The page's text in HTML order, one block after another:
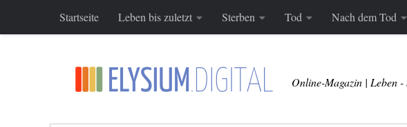
Zum Inhalt springen
Startseite Leben bis zuletzt Sterben Tod Nach dem Tod
Online-Magazin | Leben